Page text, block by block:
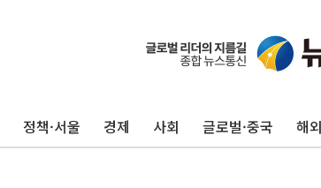
정책·서울 경제 사회 글로벌·중국 해